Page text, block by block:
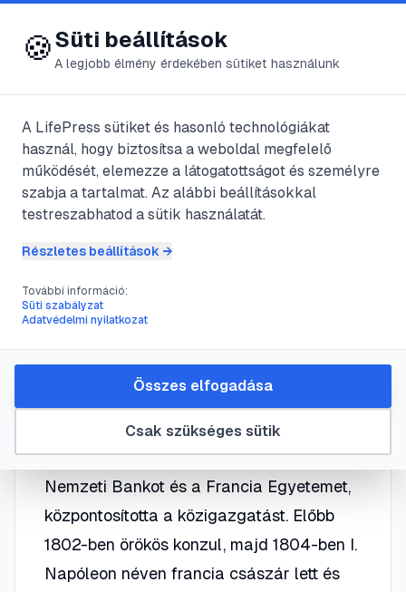
😍 LifePress
@littlewonder
2011. szeptember 11. perc olvasás
Napóleon
változásokat eszközölt a francia
Megformálta a bíró testületet és a
bankrendszert, megalapította a Farancia
Nemzeti Bankot és a Francia Egyetemet,
központosította a közigazgatást. Előbb
1802-ben örökös konzul, majd 1804-ben I.
Napóleon néven francia császár lett és
🍪Süti beállítások
A legjobb élmény érdekében sütiket használunk
A LifePress sütiket és hasonló technológiákat
használ, hogy biztosítsa a weboldal megfelelő
működését, elemezze a látogatottságot és személyre
szabja a tartalmat. Az alábbi beállításokkal
testreszabhatod a sütik használatát.
Részletes beállítások →
További információ:
Süti szabályzat
Adatvédelmi nyilatkozat
Csak szükséges sütik
Összes elfogadása